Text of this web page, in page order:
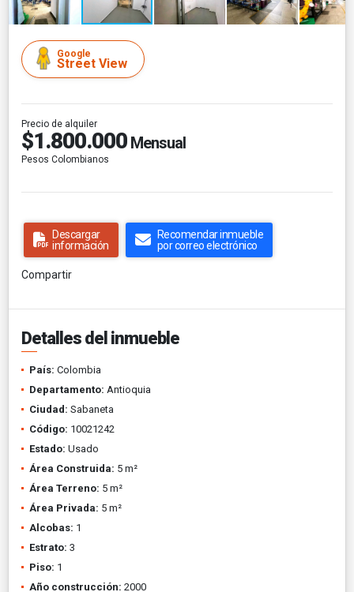
Google
Street View
Precio de alquiler
$1.800.000 Mensual
Pesos Colombianos
Descargar
información
Recomendar inmueble
por correo electrónico
Compartir
Detalles del inmueble
País: Colombia
Departamento: Antioquia
Ciudad: Sabaneta
Código: 10021242
Estado: Usado
Área Construida: 5 m²
Área Terreno: 5 m²
Área Privada: 5 m²
Alcobas: 1
Estrato: 3
Piso: 1
Año construcción: 2000